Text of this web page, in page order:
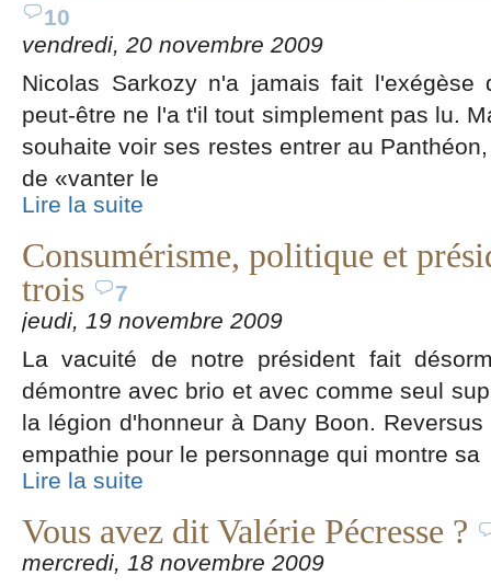
10
vendredi, 20 novembre 2009
Nicolas Sarkozy n'a jamais fait l'exégèse
peut-être ne l'a t'il tout simplement pas lu.
souhaite voir ses restes entrer au
de «vanter le
Lire la suite
Consumérisme, politique et
trois
7
jeudi, 19 novembre 2009
La vacuité de notre président fait
démontre avec brio et avec comme seul
la légion d'honneur à Dany Boon.
empathie pour le personnage qui montre sa
Lire la suite
Vous avez dit Valérie Pécresse ?
mercredi, 18 novembre 2009